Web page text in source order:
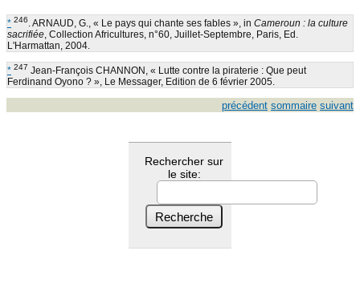
* 246 . ARNAUD, G., « Le pays qui chante ses fables », in Cameroun : la culture
sacrifiée , Collection Africultures, n°60, Juillet-Septembre, Paris, Ed.
L'Harmattan, 2004.
* 247 Jean-François CHANNON, « Lutte contre la piraterie : Que peut
Ferdinand Oyono ? », Le Messager, Edition de 6 février 2005.
précédent sommaire suivant
Rechercher sur
le site: